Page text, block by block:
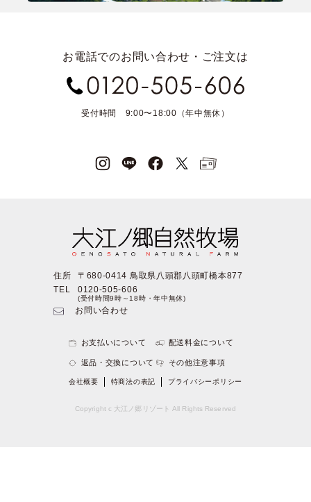
お電話でのお問い合わせ・ご注文は
受付時間 9:00〜18:00（年中無休）
住所
〒680-0414 鳥取県八頭郡八頭町橋本877
TEL
0120-505-606
(受付時間9時～18時・年中無休)
お問い合わせ
お支払いについて 配送料金について
返品・交換について その他注意事項
会社概要 特商法の表記 プライバシーポリシー
Copyright c 大江ノ郷リゾート All Rights Reserved